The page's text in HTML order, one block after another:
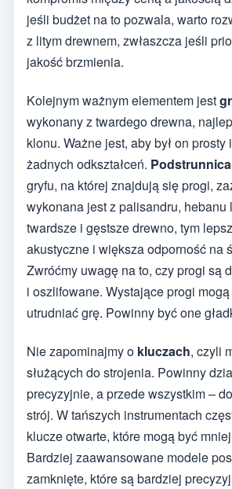
jeśli budżet na to pozwala, warto
z litym drewnem, zwłaszcza jeśli
jakość brzmienia.
Kolejnym ważnym elementem jest
wykonany z twardego drewna,
klonu. Ważne jest, aby był on prosty
żadnych odkształceń. Podstrunnica
gryfu, na której znajdują się progi,
wykonana jest z palisandru, hebanu
twardsze i gęstsze drewno, tym
akustyczne i większa odporność na
Zwróćmy uwagę na to, czy progi są
i oszlifowane. Wystające progi
utrudniać grę. Powinny być one
Nie zapominajmy o kluczach, czyli
służących do strojenia. Powinny
precyzyjnie, a przede wszystkim –
strój. W tańszych instrumentach
klucze otwarte, które mogą być
Bardziej zaawansowane modele
zamknięte, które są bardziej